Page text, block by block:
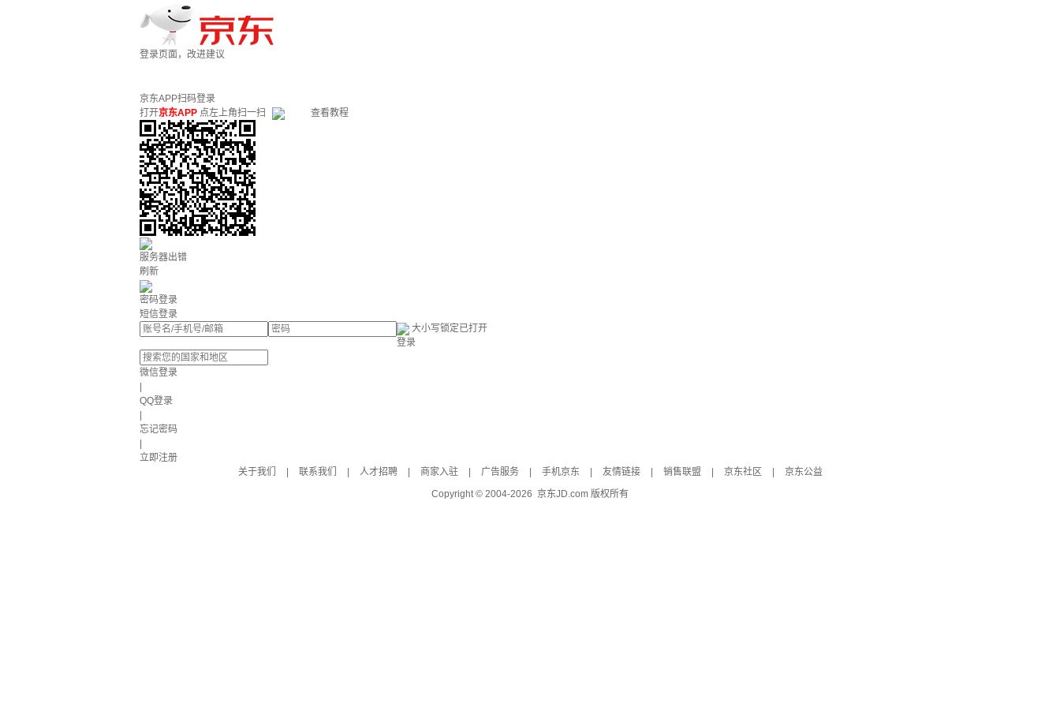
登录页面，改进建议
京东APP扫码登录
打开京东APP 点左上角扫一扫 查看教程
服务器出错
刷新
密码登录
短信登录
大小写锁定已打开
登录
微信登录
QQ登录
忘记密码
立即注册
关于我们
联系我们 人才招聘 商家入驻 广告服务 手机京东 友情链接 销售联盟 京东社区
京东公益
Copyright © 2004-2026 京东JD.com 版权所有